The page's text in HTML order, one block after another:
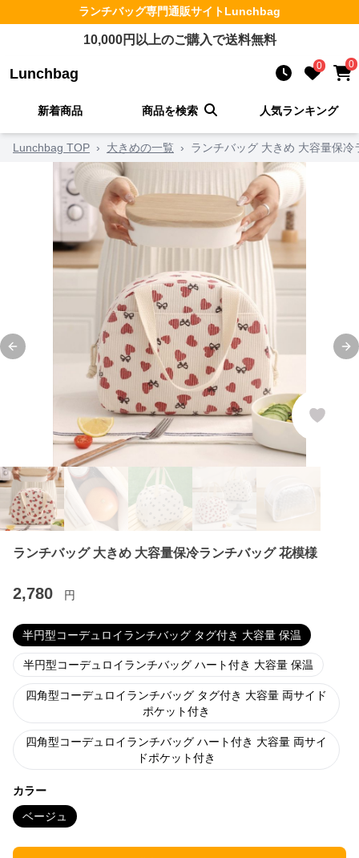
ランチバッグ専門通販サイトLunchbag
10,000円以上のご購入で送料無料
Lunchbag 0 0
新着商品 商品を検索 人気ランキング
Lunchbag TOP › 大きめの一覧 › ランチバッグ 大きめ 大容量保冷
Previous slide
ランチバッグ 大きめ 大容量保冷ランチバッグ 花模様
2,780 円
半円型コーデュロイランチバッグ タグ付き 大容量 保温
半円型コーデュロイランチバッグ ハート付き 大容量 保温
四角型コーデュロイランチバッグ タグ付き 大容量 両サイド
ポケット付き
四角型コーデュロイランチバッグ ハート付き 大容量 両サイ
ドポケット付き
カラー
ベージュ